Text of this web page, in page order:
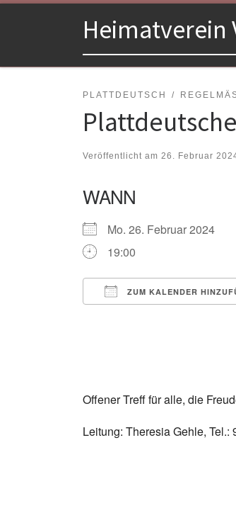
Zum Inhalt springenHeimatverein
PLATTDEUTSCH
Veröffentlicht am 26. Februar
WANN
Mo. 26. Februar 2024
19:00
ZUM KALENDER
Offener Treff für alle, die
Leitung: Theresia Gehle, Tel.: